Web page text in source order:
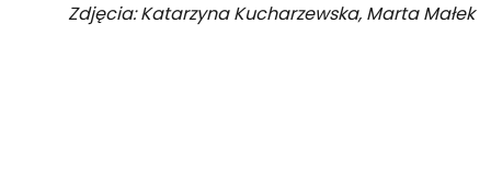
Zdjęcia: Katarzyna Kucharzewska, Marta Małek